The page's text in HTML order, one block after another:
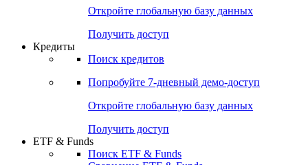
Российские IPO/SPO
Попробуйте7-дневный
Откройте глобальную базу данных
Получить доступ
Поиск кредитов
Попробуйте7-дневный
Откройте глобальную базу данных